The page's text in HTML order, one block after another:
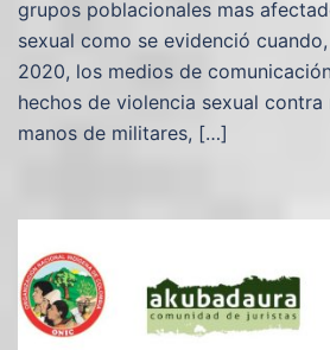
grupos poblacionales mas
sexual como se evidenció
2020, los medios de
hechos de violencia sexual contra
manos de militares, […]